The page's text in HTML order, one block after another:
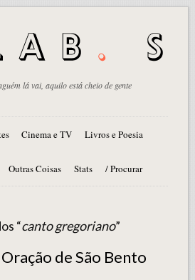
lá vai, aquilo está cheio de gente
Cinema e TV Livros e Poesia
Outras Coisas Stats / Procurar
“canto gregoriano”
de São Bento